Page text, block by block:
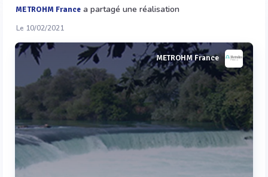
METROHM France a partagé une réalisation
Le 10/02/2021
METROHM France